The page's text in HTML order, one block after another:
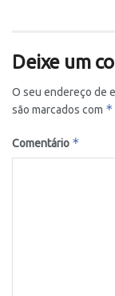
Deixe um
O seu endereço de
são marcados com *
Comentário *